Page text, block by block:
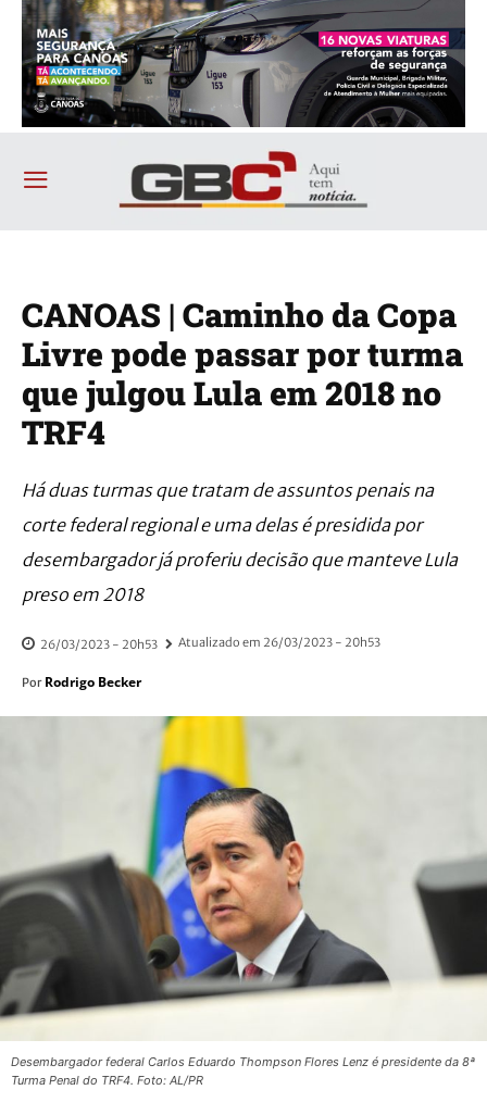
CANOAS | Caminho da Copa
Livre pode passar por turma
que julgou Lula em 2018 no
TRF4
Há duas turmas que tratam de assuntos penais na
corte federal regional e uma delas é presidida por
desembargador já proferiu decisão que manteve Lula
preso em 2018
26/03/2023 - 20h53 Atualizado em 26/03/2023 - 20h53
Por Rodrigo Becker
Desembargador federal Carlos Eduardo Thompson Flores Lenz é presidente da 8ª
Turma Penal do TRF4. Foto: AL/PR